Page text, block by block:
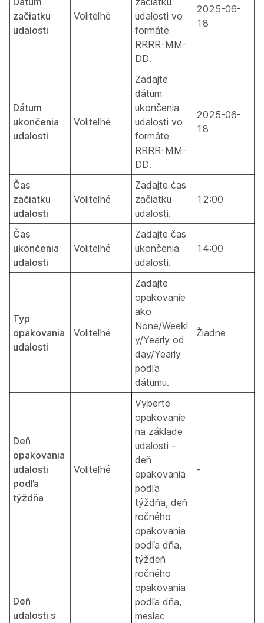
začiatku
udalosti
Voliteľné
udalosti vo
formáte
RRRR-MM-
DD.
2025-06-
18
Dátum
ukončenia
udalosti
Voliteľné
Zadajte
dátum
ukončenia
udalosti vo
formáte
RRRR-MM-
DD.
2025-06-
18
Čas
začiatku
udalosti
Voliteľné
Zadajte čas
začiatku
udalosti.
12:00
Čas
ukončenia
udalosti
Voliteľné
Zadajte čas
ukončenia
udalosti.
14:00
Typ
opakovania
udalosti
Voliteľné
Zadajte
opakovanie
ako
None/Weekl
y/Yearly od
day/Yearly
podľa
dátumu.
Žiadne
Deň
opakovania
udalosti
podľa
týždňa
Voliteľné
Vyberte
opakovanie
na základe
udalosti –
deň
opakovania
podľa
týždňa, deň
ročného
opakovania
podľa dňa,
týždeň
ročného
opakovania
podľa dňa,
mesiac
-
Deň
udalosti s